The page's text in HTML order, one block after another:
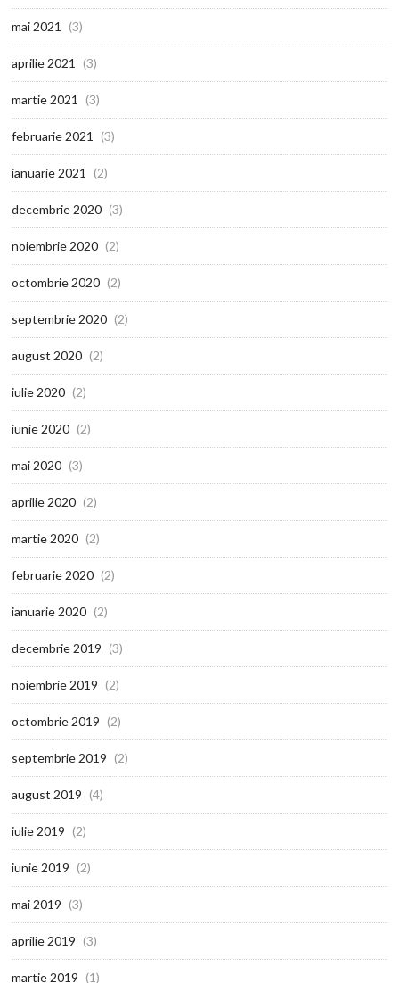
mai 2021 (3)
aprilie 2021 (3)
martie 2021 (3)
februarie 2021 (3)
ianuarie 2021 (2)
decembrie 2020 (3)
noiembrie 2020 (2)
octombrie 2020 (2)
septembrie 2020 (2)
august 2020 (2)
iulie 2020 (2)
iunie 2020 (2)
mai 2020 (3)
aprilie 2020 (2)
martie 2020 (2)
februarie 2020 (2)
ianuarie 2020 (2)
decembrie 2019 (3)
noiembrie 2019 (2)
octombrie 2019 (2)
septembrie 2019 (2)
august 2019 (4)
iulie 2019 (2)
iunie 2019 (2)
mai 2019 (3)
aprilie 2019 (3)
martie 2019 (1)